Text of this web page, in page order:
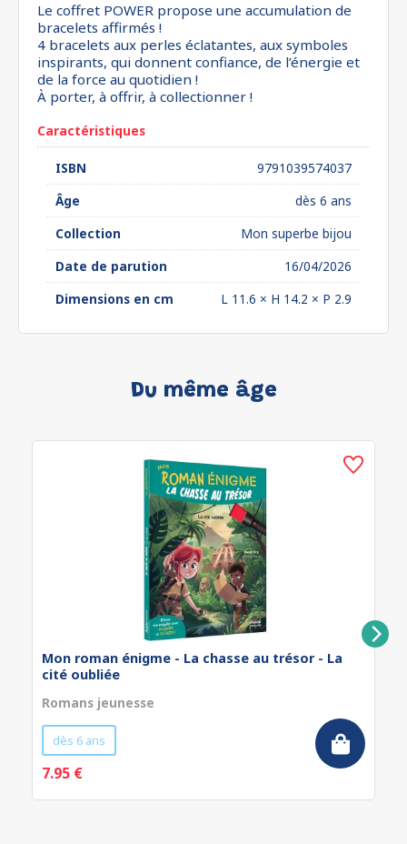
Le coffret POWER propose une accumulation de
bracelets affirmés !
4 bracelets aux perles éclatantes, aux symboles
inspirants, qui donnent confiance, de l’énergie et
de la force au quotidien !
À porter, à offrir, à collectionner !
Caractéristiques
ISBN
9791039574037
Âge
dès 6 ans
Collection
Mon superbe bijou
Date de parution
16/04/2026
Dimensions en cm
L 11.6 × H 14.2 × P 2.9
Du même âge
Mon roman énigme - La chasse au trésor - La
cité oubliée
Romans jeunesse
dès 6 ans
7.95 €